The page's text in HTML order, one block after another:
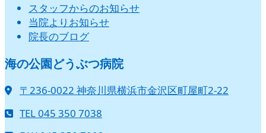
スタッフからのお知らせ
当院よりお知らせ
院長のブログ
海の公園どうぶつ病院
〒236-0022 神奈川県横浜市金沢区町屋町2-22
TEL 045 350 7038